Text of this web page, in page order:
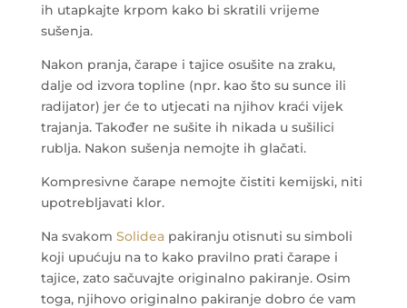
ih utapkajte krpom kako bi skratili vrijeme
sušenja.
Nakon pranja, čarape i tajice osušite na zraku,
dalje od izvora topline (npr. kao što su sunce ili
radijator) jer će to utjecati na njihov kraći vijek
trajanja. Također ne sušite ih nikada u sušilici
rublja. Nakon sušenja nemojte ih glačati.
Kompresivne čarape nemojte čistiti kemijski, niti
upotrebljavati klor.
Na svakom Solideapakiranju otisnuti su simboli
koji upućuju na to kako pravilno prati čarape i
tajice, zato sačuvajte originalno pakiranje. Osim
toga, njihovo originalno pakiranje dobro će vam